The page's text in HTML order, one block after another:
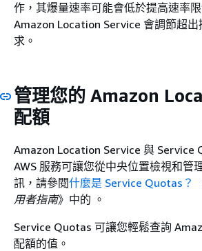
作，其爆量速率可能會低於提高速率
Amazon Location Service 會調節超
求。
管理您的 Amazon
配額
Amazon Location Service 與 Service
AWS 服務可讓您從中央位置檢視和管
訊，請參閱什麼是 Service Quotas？
用者指南》中的 。
Service Quotas 可讓您輕鬆查詢
配額的值。